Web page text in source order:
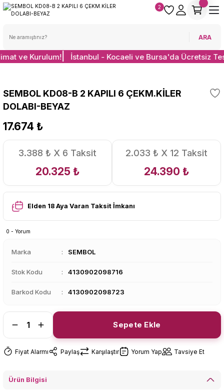
ARA
2
ve Kurulum! İstanbul - Kocaeli ve Bursa'da Ücretsiz
SEMBOL KD08-B 2 KAPILI 6 ÇEKM.KİLER
DOLABI-BEYAZ
17.674 ₺
3.388 ₺ X 6 Taksit
20.325 ₺
2.033 ₺ X 12 Taksit
24.390 ₺
Elden 18 Aya Varan Taksit İmkanı
0 - Yorum
Marka SEMBOL
Stok Kodu 4130902098716
Barkod Kodu 4130902098723
Sepete Ekle
Fiyat Alarmı Paylaş Karşılaştır Yorum Yap Tavsiye Et
Ürün Bilgisi